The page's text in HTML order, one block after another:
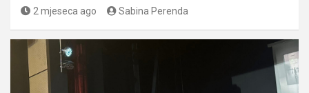
2 mjeseca ago Sabina Perenda